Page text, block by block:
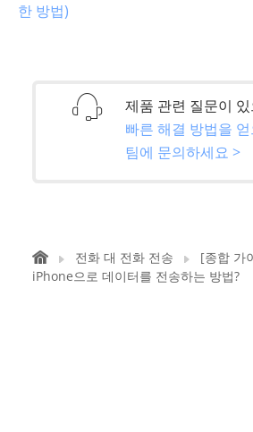
한 방법)
제품 관련 질문이
빠른 해결 방법을
팀에 문의하세요 >
전화 대 전화 전송
[종합 가
iPhone으로 데이터를 전송하는 방법?